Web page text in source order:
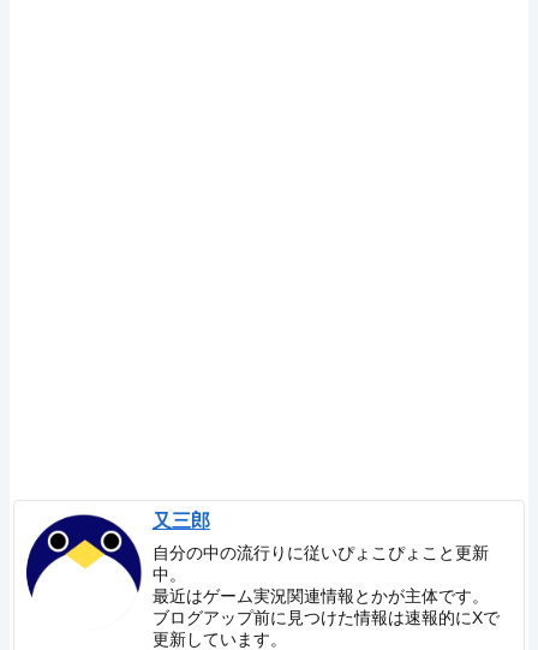
又三郎
自分の中の流行りに従いぴょこぴょこと更新
中。
最近はゲーム実況関連情報とかが主体です。
ブログアップ前に見つけた情報は速報的にXで
更新しています。